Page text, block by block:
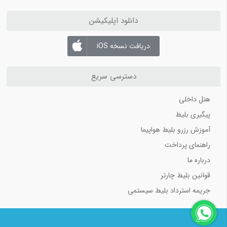
دانلود اپلیکیشن
دریافت نسخه iOS
دسترسی سریع
هتل داخلی
پیگیری بلیط
آموزش رزرو بلیط هواپیما
راهنمای پرداخت
درباره ما
قوانین بلیط چارتر
جریمه استرداد بلیط سیستمی